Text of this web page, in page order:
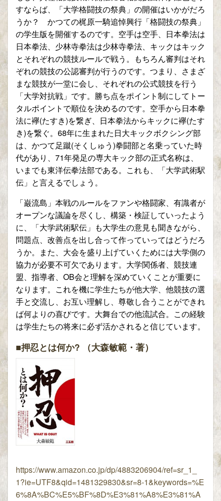
すならば、「大学格闘技の祭典」の開催はいかがだろ
うか？ かつての梶原一騎追悼興行「格闘技の祭典」
の学生版を開催するのです。空手は空手、日本拳法は
日本拳法、少林寺拳法は少林寺拳法、キックはキック
とそれぞれの競技ルールで戦う。もちろん審判はそれ
ぞれの競技の公認審判が行うのです。つまり、さまざ
まな競技が一堂に会し、それぞれの公式競技を行う
「大学対抗戦」です。勝ち点をポイント制にしてトー
タルポイントで順位を決めるのです。空手から日本拳
法に襷(たすき)を繋ぎ、日本拳法からキックに襷(たす
き)を繋ぐ。68年に生まれた日大キックボクシング部
は、かつて足蹴(そくしゅう)拳闘部と名乗っていた時
代があり、71年発足の専大キック部の正式名称は、
いまでも東洋伝拳法部である。これも、「大学武術駅
伝」と言えるでしょう。
「巌流島」本戦のルールをファンや格闘家、有識者が
オープンな議論を尽くし、構築・検証していったよう
に、「大学武術駅伝」も大学生の意見も聞きながら、
問題点、改善点を出し合って作っていってはどうだろ
うか。また、大会を盛り上げていくためには大学側の
協力が必要不可欠であります。大学関係者、競技連
盟、指導者、OB会と理解を深めていくことが重要に
なります。これを機に学生たちが他大学、他競技の選
手と交流し、お互い理解し、尊敬し合うことができれ
ば何よりの喜びです。大舞台での他流試合。この経験
は学生たちの将来に必ず活かされると信じています。
■押忍とは何か? （大森敏範・著）
https://www.amazon.co.jp/dp/4883206904/ref=sr_1_
1?ie=UTF8&qid=1481329830&sr=8-1&keywords=%E
6%8A%BC%E5%BF%8D%E3%81%A8%E3%81%A